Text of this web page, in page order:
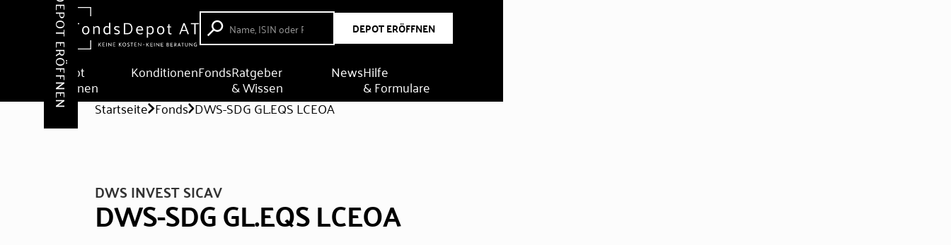
DEPOT ERÖFFNEN
Depot
eröffnen
KonditionenFondsRatgeber
& Wissen
NewsHilfe
& Formulare
DEPOT ERÖFFNEN Startseite Fonds DWS-SDG GL.EQS LCEOA
DWS INVEST SICAV
DWS-SDG GL.EQS LCEOA